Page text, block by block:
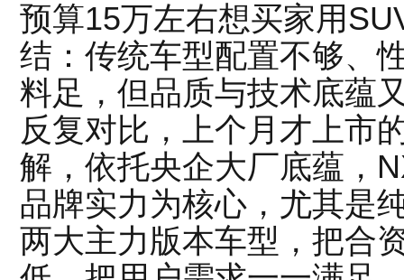
预算15万左右想买家用
结：传统车型配置不够、
料足，但品质与技术底蕴
反复对比，上个月才上市
解，依托央企大厂底蕴，
品牌实力为核心，尤其是
两大主力版本车型，把合